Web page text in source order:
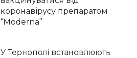
коронавірусу препаратом
“Мoderna”
У Тернополі встановлюють